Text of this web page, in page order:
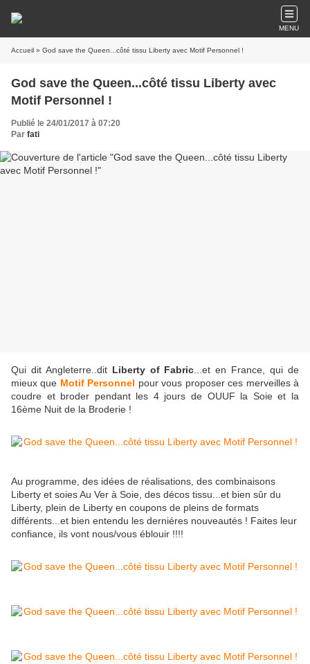
MENU
Accueil » God save the Queen...côté tissu Liberty avec Motif Personnel !
God save the Queen...côté tissu Liberty avec
Motif Personnel !
Publié le 24/01/2017 à 07:20
Par fati
Qui dit Angleterre..dit Liberty of Fabric ...et en France, qui de
mieux que Motif Personnel pour vous proposer ces merveilles à
coudre et broder pendant les 4 jours de OUUF la Soie et la
16ème Nuit de la Broderie !
Au programme, des idées de réalisations, des combinaisons
Liberty et soies Au Ver à Soie, des décos tissu...et bien sûr du
Liberty, plein de Liberty en coupons de pleins de formats
différents...et bien entendu les derniéres nouveautés ! Faites leur
confiance, ils vont nous/vous éblouir !!!!